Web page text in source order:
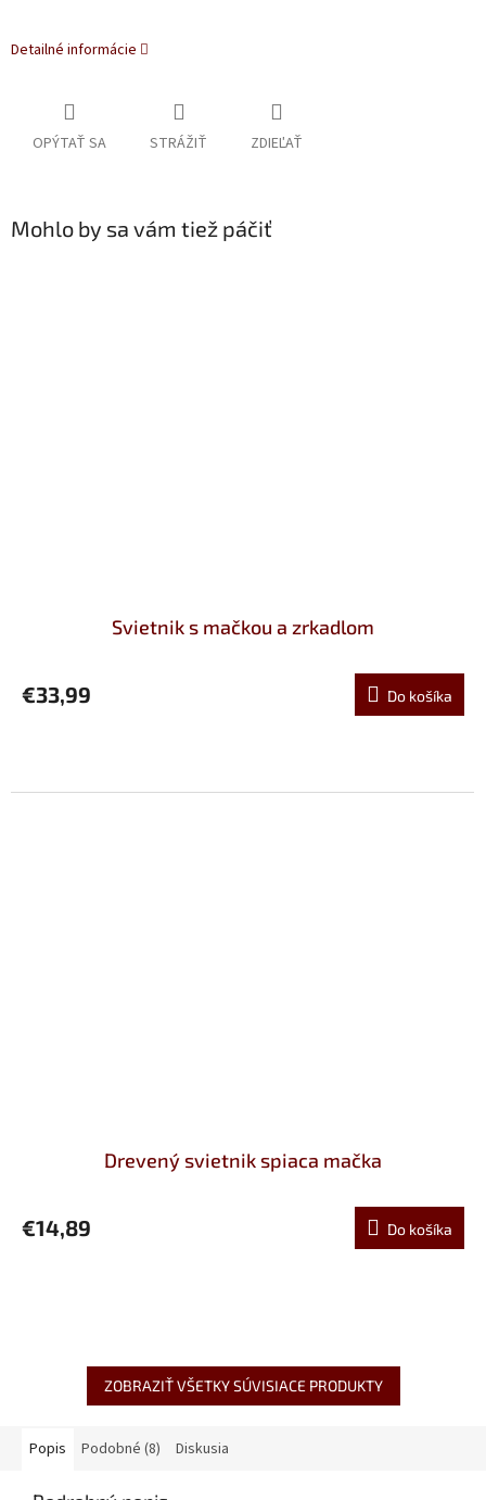
Detailné informácie
OPÝTAŤ SA STRÁŽIŤ ZDIEĽAŤ
Mohlo by sa vám tiež páčiť
Svietnik s mačkou a zrkadlom
€33,99 Do košíka
Drevený svietnik spiaca mačka
€14,89 Do košíka
ZOBRAZIŤ VŠETKY SÚVISIACE PRODUKTY
Popis Podobné (8) Diskusia